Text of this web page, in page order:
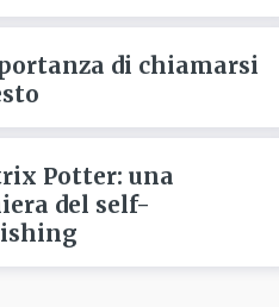
di chiamarsi
Potter: una
del self-